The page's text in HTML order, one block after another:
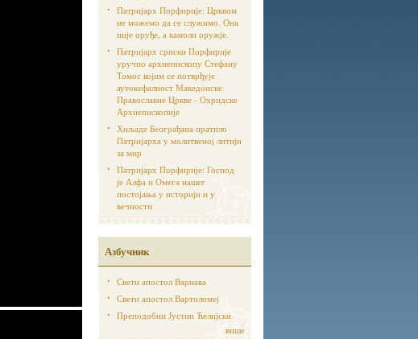
Патријарх Порфирије: Црквом
не можемо да се служимо. Она
није оруђе, а камоли оружје.
Патријарх српски Порфирије
уручио архиепископу Стефану
Томос којим се потврђује
аутoкефалност Македонске
Православне Цркве - Охридске
Архиепископије
Хиљаде Београђана пратило
Патријарха у молитвеној литији
за мир
Патријарх Порфирије: Господ
је Алфа и Омега нашег
постојања у историји и у
вечности
Азбучник
Свети апостол Варнава
Свети апостол Вартоломеј
Преподобни Јустин Ћелијски
више